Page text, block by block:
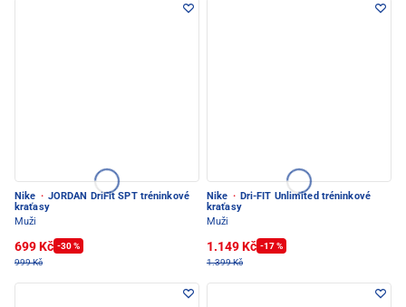
Nike · JORDAN DriFit SPT tréninkové
kraťasy
Muži
699 Kč -30 %
999 Kč
Nike · Dri-FIT Unlimited tréninkové
kraťasy
Muži
1.149 Kč -17 %
1.399 Kč